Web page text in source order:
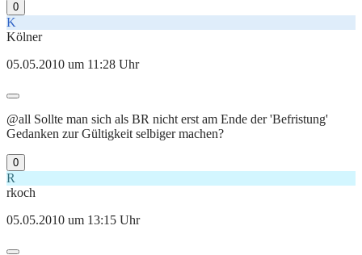
0
K
Kölner
05.05.2010 um 11:28 Uhr
@all Sollte man sich als BR nicht erst am Ende der 'Befristung'
Gedanken zur Gültigkeit selbiger machen?
0
R
rkoch
05.05.2010 um 13:15 Uhr